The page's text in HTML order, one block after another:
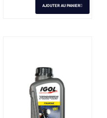
AJOUTER AU PANIER